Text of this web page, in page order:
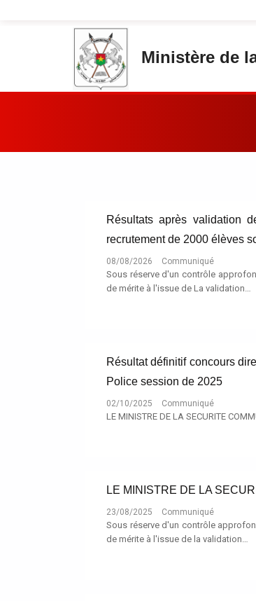
Ministère de
Résultats après validation
recrutement de 2000 élèves
08/08/2026 Communiqué
Sous réserve d'un contrôle
de mérite à l'issue de La validation…
Résultat définitif concours
Police session de 2025
02/10/2025 Communiqué
LE MINISTRE DE LA SECURITE
LE MINISTRE DE LA
23/08/2025 Communiqué
Sous réserve d'un contrôle
de mérite à l'issue de la validation…